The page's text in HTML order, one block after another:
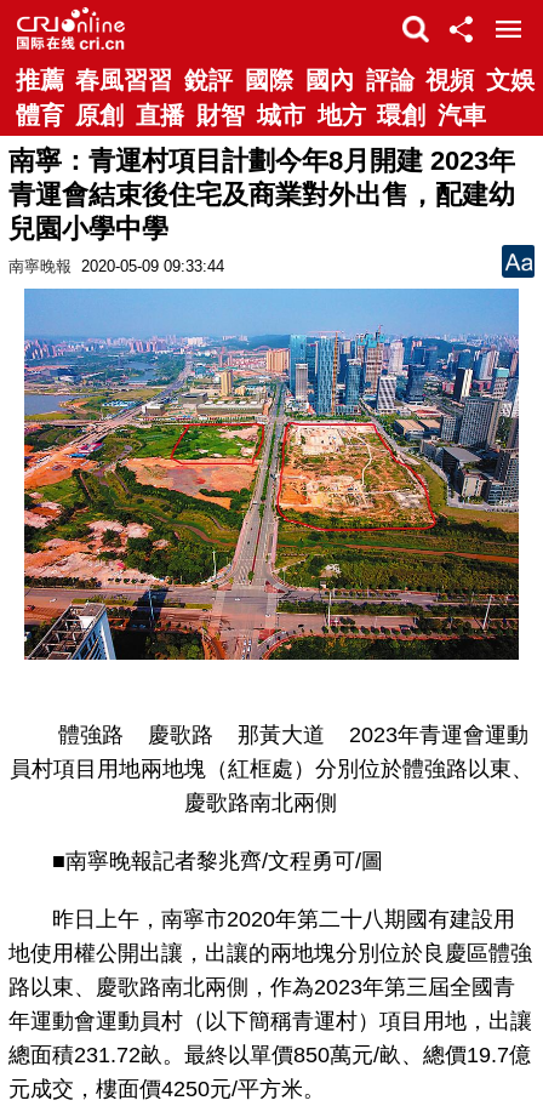
推薦 春風習習 銳評 國際 國內 評論 視頻 文娛
體育 原創 直播 財智 城市 地方 環創 汽車
南寧：青運村項目計劃今年8月開建 2023年
青運會結束後住宅及商業對外出售，配建幼
兒園小學中學
南寧晚報 2020-05-09 09:33:44
體強路 慶歌路 那黃大道 2023年青運會運動
員村項目用地兩地塊（紅框處）分別位於體強路以東、
慶歌路南北兩側
■南寧晚報記者黎兆齊/文程勇可/圖
昨日上午，南寧市2020年第二十八期國有建設用
地使用權公開出讓，出讓的兩地塊分別位於良慶區體強
路以東、慶歌路南北兩側，作為2023年第三屆全國青
年運動會運動員村（以下簡稱青運村）項目用地，出讓
總面積231.72畝。最終以單價850萬元/畝、總價19.7億
元成交，樓面價4250元/平方米。